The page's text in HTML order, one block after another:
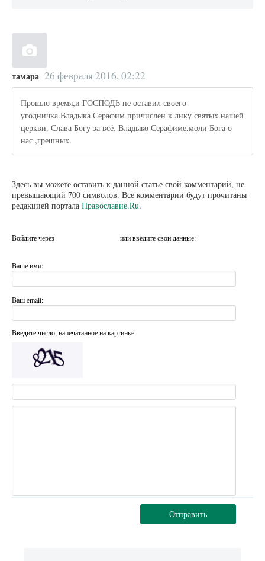
тамара 26 февраля 2016, 02:22
Прошло время,и ГОСПОДЬ не оставил своего
угодничка.Владыка Серафим причислен к лику святых нашей
церкви. Слава Богу за всё. Владыко Серафиме,моли Бога о
нас ,грешных.
Здесь вы можете оставить к данной статье свой комментарий, не
превышающий 700 символов. Все комментарии будут прочитаны
редакцией портала Православие.Ru.
Войдите через или введите свои данные:
Ваше имя:
Ваш email:
Введите число, напечатанное на картинке
Отправить